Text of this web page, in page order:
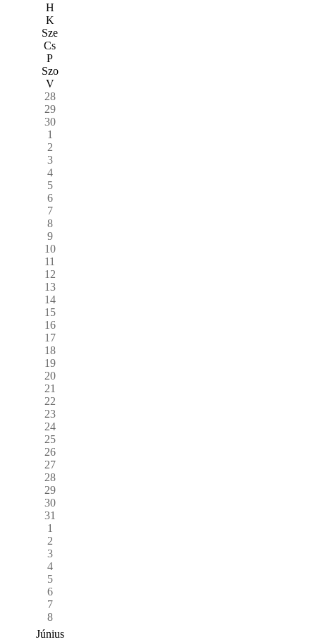
H
K
Sze
Cs
P
Szo
V
28
29
30
1
2
3
4
5
6
7
8
9
10
11
12
13
14
15
16
17
18
19
20
21
22
23
24
25
26
27
28
29
30
31
1
2
3
4
5
6
7
8
Június